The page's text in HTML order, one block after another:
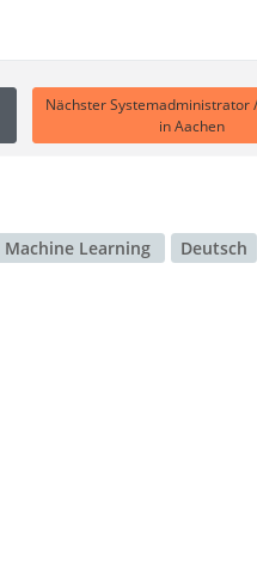
Nächster Systemadministrator
in Aachen
Machine Learning
Deutsch